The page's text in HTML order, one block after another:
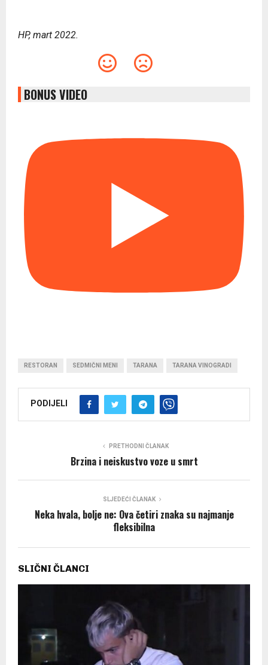
HP, mart 2022.
BONUS VIDEO
RESTORAN SEDMIČNI MENI TARANA TARANA VINOGRADI
PODIJELI
PRETHODNI ČLANAK
Brzina i neiskustvo voze u smrt
SLJEDEĆI ČLANAK
Neka hvala, bolje ne: Ova četiri znaka su najmanje
fleksibilna
SLIČNI ČLANCI